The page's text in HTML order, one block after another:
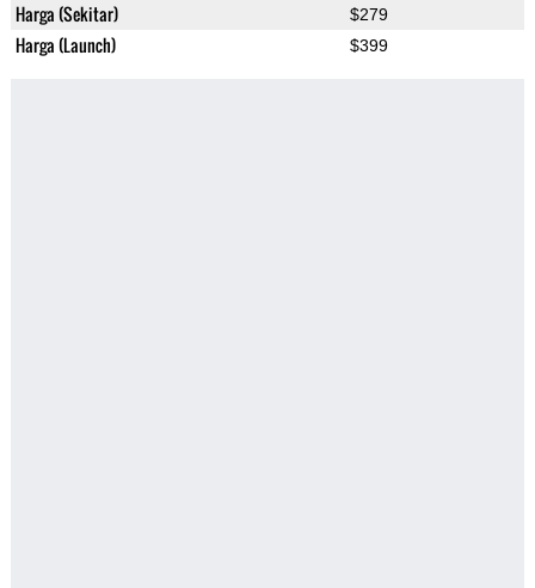
Harga (Sekitar) $279
Harga (Launch) $399